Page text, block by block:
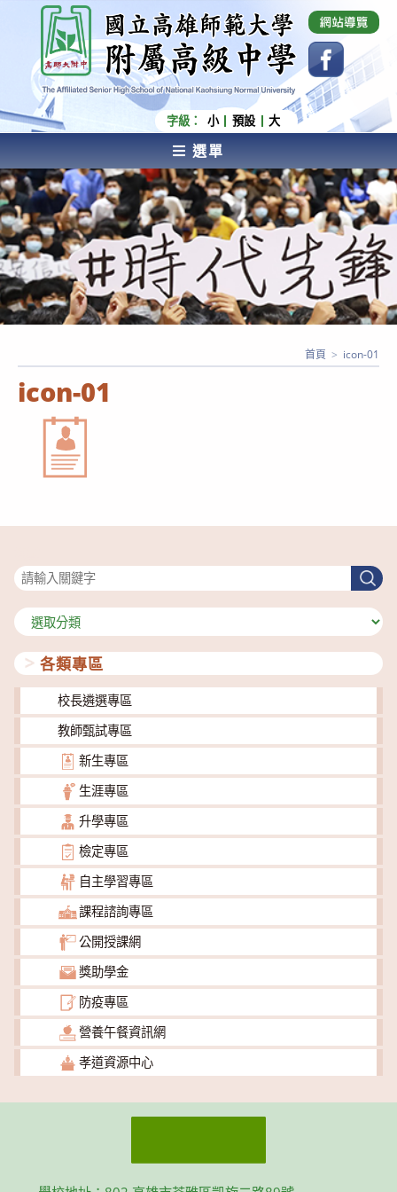
內
容
國立高雄師範大學附屬高級中學 Affiliated Senior
High School of National Kaohsiung Normal
University
字級： 小 預設 大
選單
AFFILIATED SENIOR HIGH SCHOOL OF NATIONAL
KAOHSIUNG NORMAL UNIVERSITY
icon-01
首頁 > icon-01
搜
尋
分
類
各類專區
校長遴選專區
教師甄試專區
新生專區
生涯專區
升學專區
檢定專區
自主學習專區
課程諮詢專區
公開授課網
獎助學金
防疫專區
營養午餐資訊網
孝道資源中心